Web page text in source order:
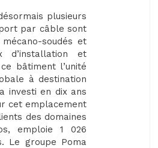
plusieurs
par câble sont
soudés et
d’installation et
bâtiment l’unité
à destination
investi en dix ans
cet emplacement
des domaines
emploie 1 026
Le groupe Poma